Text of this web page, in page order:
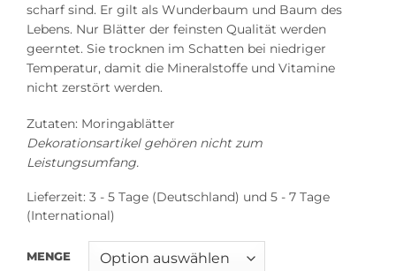
scharf sind. Er gilt als Wunderbaum und Baum des
Lebens. Nur Blätter der feinsten Qualität werden
geerntet. Sie trocknen im Schatten bei niedriger
Temperatur, damit die Mineralstoffe und Vitamine
nicht zerstört werden.
Zutaten: Moringablätter
Dekorationsartikel gehören nicht zum
Leistungsumfang.
Lieferzeit: 3 - 5 Tage (Deutschland) und 5 - 7 Tage
(International)
MENGE